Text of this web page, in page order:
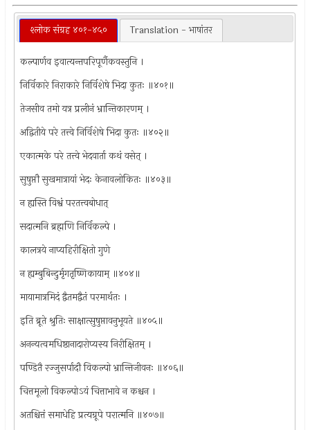
श्लोक संग्रह ४०१-४५० Translation - भाषांतर
कल्पार्णव इवात्यन्तपरिपूर्णैकवस्तुनि ।
निर्विकारे निराकारे निर्विशेषे भिदा कुतः ॥४०१॥
तेजसीव तमो यत्र प्रलीनं भ्रान्तिकारणम् ।
अद्वितीये परे तत्त्वे निर्विशेषे भिदा कुतः ॥४०२॥
एकात्मके परे तत्त्वे भेदवार्ता कथं वसेत् ।
सुषुप्तौ सुखमात्रायां भेदः केनावलोकितः ॥४०३॥
न ह्यस्ति विश्वं परतत्त्वबोधात्
सदात्मनि ब्रह्मणि निर्विकल्पे ।
कालत्रये नाप्यहिरीक्षितो गुणे
न ह्यम्बुबिन्दुर्मृगतृष्णिकायाम् ॥४०४॥
मायामात्रमिदं द्वैतमद्वैतं परमार्थतः ।
इति ब्रूते श्रुतिः साक्षात्सुषुप्तावनुभूयते ॥४०५॥
अनन्यत्वमधिष्ठानादारोप्यस्य निरीक्षितम् ।
पण्डितै रज्जुसर्पादौ विकल्पो भ्रान्तिजीवनः ॥४०६॥
चित्तमूलो विकल्पोऽयं चित्ताभावे न कश्चन ।
अतश्चित्तं समाधेहि प्रत्यग्रूपे परात्मनि ॥४०७॥